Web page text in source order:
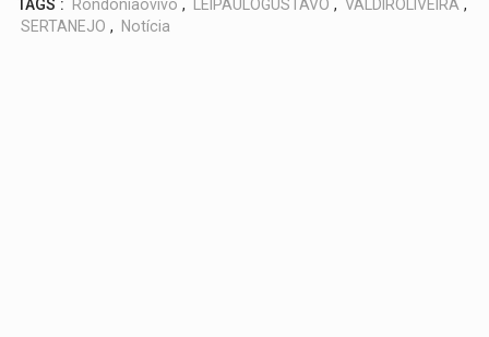
TAGS : Rondoniaovivo , LEIPAULOGUSTAVO , VALDIROLIVEIRA ,
SERTANEJO , Notícia